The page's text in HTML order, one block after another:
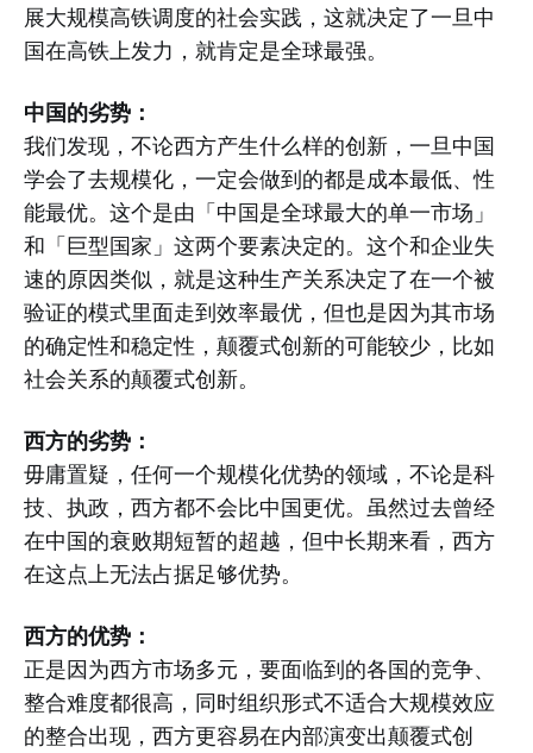
展大规模高铁调度的社会实践，这就决定了一旦中
国在高铁上发力，就肯定是全球最强。
中国的劣势：
我们发现，不论西方产生什么样的创新，一旦中国
学会了去规模化，一定会做到的都是成本最低、性
能最优。这个是由「中国是全球最大的单一市场」
和「巨型国家」这两个要素决定的。这个和企业失
速的原因类似，就是这种生产关系决定了在一个被
验证的模式里面走到效率最优，但也是因为其市场
的确定性和稳定性，颠覆式创新的可能较少，比如
社会关系的颠覆式创新。
西方的劣势：
毋庸置疑，任何一个规模化优势的领域，不论是科
技、执政，西方都不会比中国更优。虽然过去曾经
在中国的衰败期短暂的超越，但中长期来看，西方
在这点上无法占据足够优势。
西方的优势：
正是因为西方市场多元，要面临到的各国的竞争、
整合难度都很高，同时组织形式不适合大规模效应
的整合出现，西方更容易在内部演变出颠覆式创